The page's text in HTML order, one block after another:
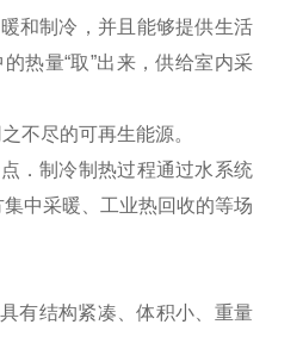
和制冷，并且能够提供生活
热量“取”出来，供给室内采
不尽的可再生能源。
．制冷制热过程通过水系统
中采暖、工业热回收的等场
有结构紧凑、体积小、重量